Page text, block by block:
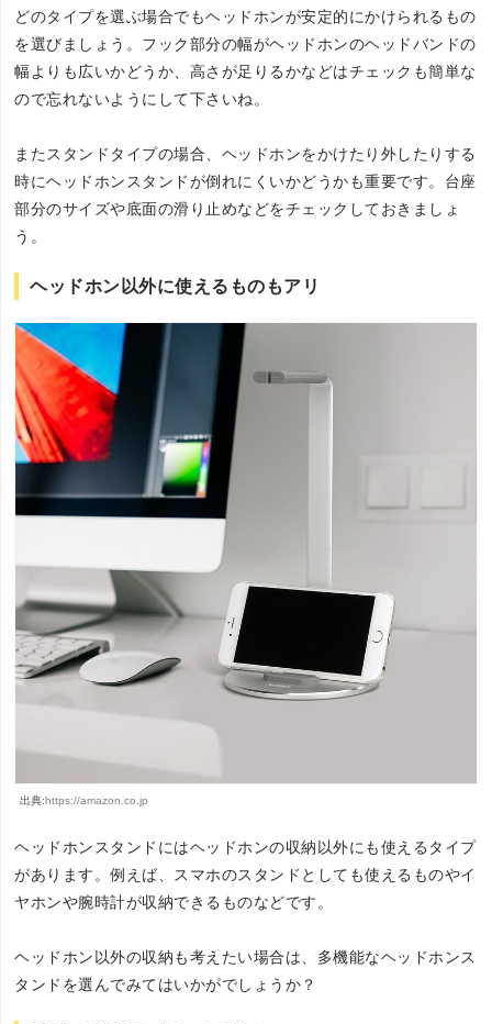
どのタイプを選ぶ場合でもヘッドホンが安定的にかけられるもの
を選びましょう。フック部分の幅がヘッドホンのヘッドバンドの
幅よりも広いかどうか、高さが足りるかなどはチェックも簡単な
ので忘れないようにして下さいね。
またスタンドタイプの場合、ヘッドホンをかけたり外したりする
時にヘッドホンスタンドが倒れにくいかどうかも重要です。台座
部分のサイズや底面の滑り止めなどをチェックしておきましょ
う。
ヘッドホン以外に使えるものもアリ
出典: https://amazon.co.jp
ヘッドホンスタンドにはヘッドホンの収納以外にも使えるタイプ
があります。例えば、スマホのスタンドとしても使えるものやイ
ヤホンや腕時計が収納できるものなどです。
ヘッドホン以外の収納も考えたい場合は、多機能なヘッドホンス
タンドを選んでみてはいかがでしょうか？